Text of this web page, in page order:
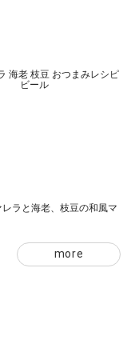
ラと海老、枝豆の和風マ
more